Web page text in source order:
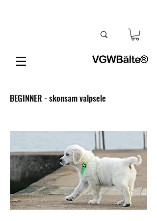
BEGINNER - skonsam valpsele